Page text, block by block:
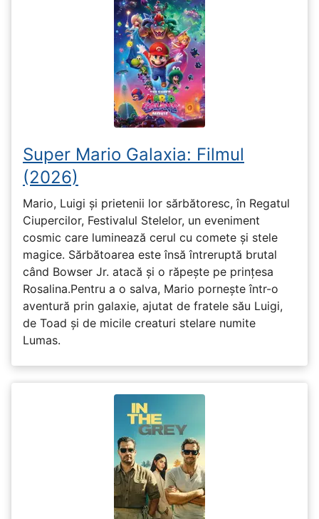
Super Mario Galaxia: Filmul
(2026)
Mario, Luigi și prietenii lor sărbătoresc, în Regatul
Ciupercilor, Festivalul Stelelor, un eveniment
cosmic care luminează cerul cu comete și stele
magice. Sărbătoarea este însă întreruptă brutal
când Bowser Jr. atacă și o răpește pe prinţesa
Rosalina.Pentru a o salva, Mario pornește într-o
aventură prin galaxie, ajutat de fratele său Luigi,
de Toad și de micile creaturi stelare numite
Lumas.